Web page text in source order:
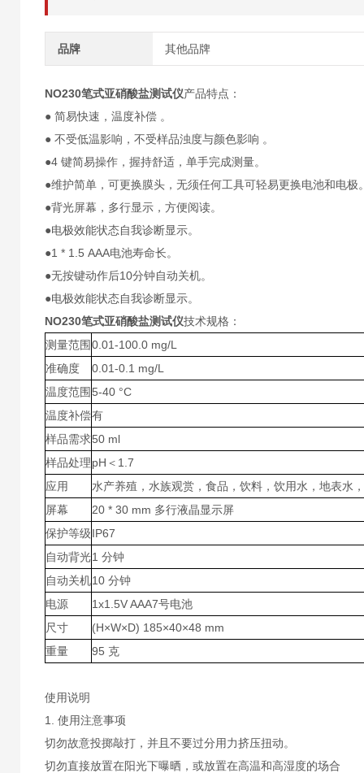
品牌 其他品牌
NO230笔式亚硝酸盐测试仪产品特点：
● 简易快速，温度补偿 。
● 不受低温影响，不受样品浊度与颜色影响 。
●4 键简易操作，握持舒适，单手完成测量。
●维护简单，可更换膜头，无须任何工具可轻易更换电池和电极
●背光屏幕，多行显示，方便阅读。
●电极效能状态自我诊断显示。
●1 * 1.5 AAA电池寿命长。
●无按键动作后10分钟自动关机。
●电极效能状态自我诊断显示。
NO230笔式亚硝酸盐测试仪技术规格：
测量范围0.01-100.0 mg/L
准确度
0.01-0.1 mg/L
温度范围5-40 °C
温度补偿有
样品需求50 ml
样品处理pH＜1.7
应用
水产养殖，水族观赏，食品，饮料，饮用水，地表水
屏幕
20 * 30 mm 多行液晶显示屏
保护等级IP67
自动背光1 分钟
自动关机10 分钟
电源
1x1.5V AAA7号电池
尺寸
(H×W×D) 185×40×48 mm
重量
95 克
使用说明
1. 使用注意事项
切勿故意投掷敲打，并且不要过分用力挤压扭动。
切勿直接放置在阳光下曝晒，或放置在高温和高湿度的场合